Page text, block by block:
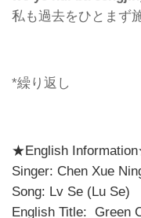
私も過去をひとまず
*繰り返し
★English Information
Singer: Chen Xue
Song: Lv Se (Lu Se)
English Title: Green